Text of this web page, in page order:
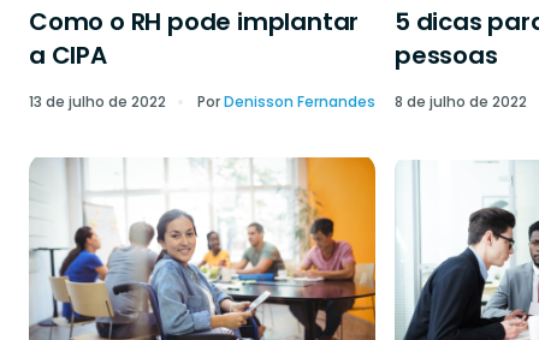
Como o RH pode implantar
a CIPA
13 de julho de 2022 PorDenisson Fernandes
5 dicas
pessoas
8 de julho de 2022